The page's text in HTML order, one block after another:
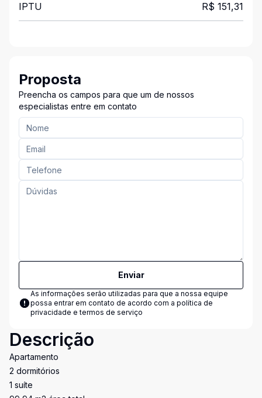
IPTU R$ 151,31
Proposta
Preencha os campos para que um de nossos
especialistas entre em contato
Enviar
As informações serão utilizadas para que a nossa equipe
possa entrar em contato de acordo com a política de
privacidade e termos de serviço
Descrição
Apartamento
2 dormitórios
1 suíte